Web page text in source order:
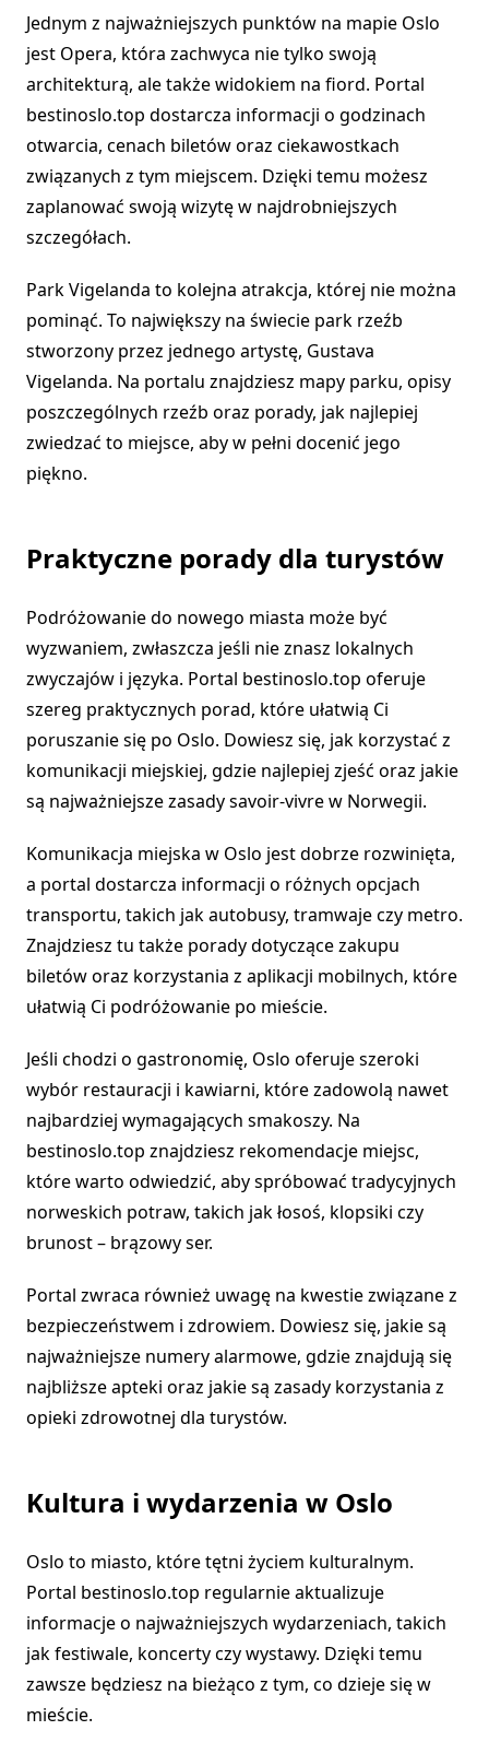
Jednym z najważniejszych punktów na mapie Oslo
jest Opera, która zachwyca nie tylko swoją
architekturą, ale także widokiem na fiord. Portal
bestinoslo.top dostarcza informacji o godzinach
otwarcia, cenach biletów oraz ciekawostkach
związanych z tym miejscem. Dzięki temu możesz
zaplanować swoją wizytę w najdrobniejszych
szczegółach.
Park Vigelanda to kolejna atrakcja, której nie można
pominąć. To największy na świecie park rzeźb
stworzony przez jednego artystę, Gustava
Vigelanda. Na portalu znajdziesz mapy parku, opisy
poszczególnych rzeźb oraz porady, jak najlepiej
zwiedzać to miejsce, aby w pełni docenić jego
piękno.
Praktyczne porady dla turystów
Podróżowanie do nowego miasta może być
wyzwaniem, zwłaszcza jeśli nie znasz lokalnych
zwyczajów i języka. Portal bestinoslo.top oferuje
szereg praktycznych porad, które ułatwią Ci
poruszanie się po Oslo. Dowiesz się, jak korzystać z
komunikacji miejskiej, gdzie najlepiej zjeść oraz jakie
są najważniejsze zasady savoir-vivre w Norwegii.
Komunikacja miejska w Oslo jest dobrze rozwinięta,
a portal dostarcza informacji o różnych opcjach
transportu, takich jak autobusy, tramwaje czy metro.
Znajdziesz tu także porady dotyczące zakupu
biletów oraz korzystania z aplikacji mobilnych, które
ułatwią Ci podróżowanie po mieście.
Jeśli chodzi o gastronomię, Oslo oferuje szeroki
wybór restauracji i kawiarni, które zadowolą nawet
najbardziej wymagających smakoszy. Na
bestinoslo.top znajdziesz rekomendacje miejsc,
które warto odwiedzić, aby spróbować tradycyjnych
norweskich potraw, takich jak łosoś, klopsiki czy
brunost – brązowy ser.
Portal zwraca również uwagę na kwestie związane z
bezpieczeństwem i zdrowiem. Dowiesz się, jakie są
najważniejsze numery alarmowe, gdzie znajdują się
najbliższe apteki oraz jakie są zasady korzystania z
opieki zdrowotnej dla turystów.
Kultura i wydarzenia w Oslo
Oslo to miasto, które tętni życiem kulturalnym.
Portal bestinoslo.top regularnie aktualizuje
informacje o najważniejszych wydarzeniach, takich
jak festiwale, koncerty czy wystawy. Dzięki temu
zawsze będziesz na bieżąco z tym, co dzieje się w
mieście.